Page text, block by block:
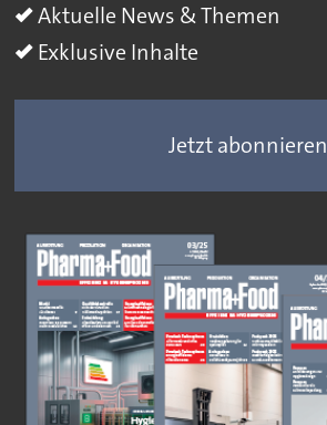
Aktuelle News & Themen
Exklusive Inhalte
Jetzt abonnieren